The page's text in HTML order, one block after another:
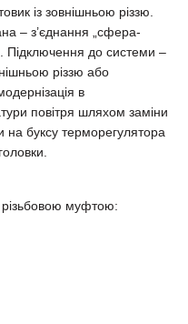
із зовнішньою різзю.
– з’єднання „сфера-
Підключення до системи –
різзю або
в
повітря шляхом заміни
на буксу терморегулятора
муфтою: